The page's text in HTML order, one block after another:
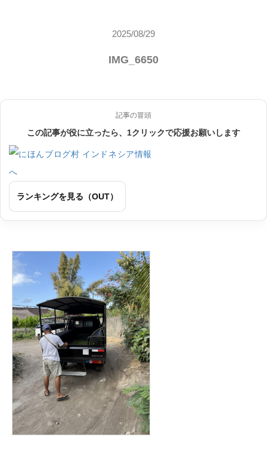
2025/08/29
IMG_6650
記事の冒頭
この記事が役に立ったら、1クリックで応援お願いします
ランキングを見る（OUT）